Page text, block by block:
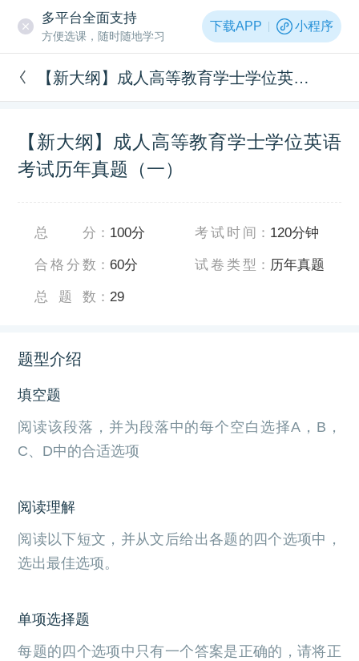
多平台全面支持
方便选课，随时随地学习
下载APP 小程序
【新大纲】成人高等教育学士学位英语考试历年真题（一）
【新大纲】成人高等教育学士学位英语
考试历年真题（一）
总分 ： 100分
合格分数 ：60分
总题数 ： 29
考试时间 ： 120分钟
试卷类型 ： 历年真题
题型介绍
填空题
阅读该段落，并为段落中的每个空白选择A，B，
C、D中的合适选项
阅读理解
阅读以下短文，并从文后给出各题的四个选项中，
选出最佳选项。
单项选择题
每题的四个选项中只有一个答案是正确的，请将正